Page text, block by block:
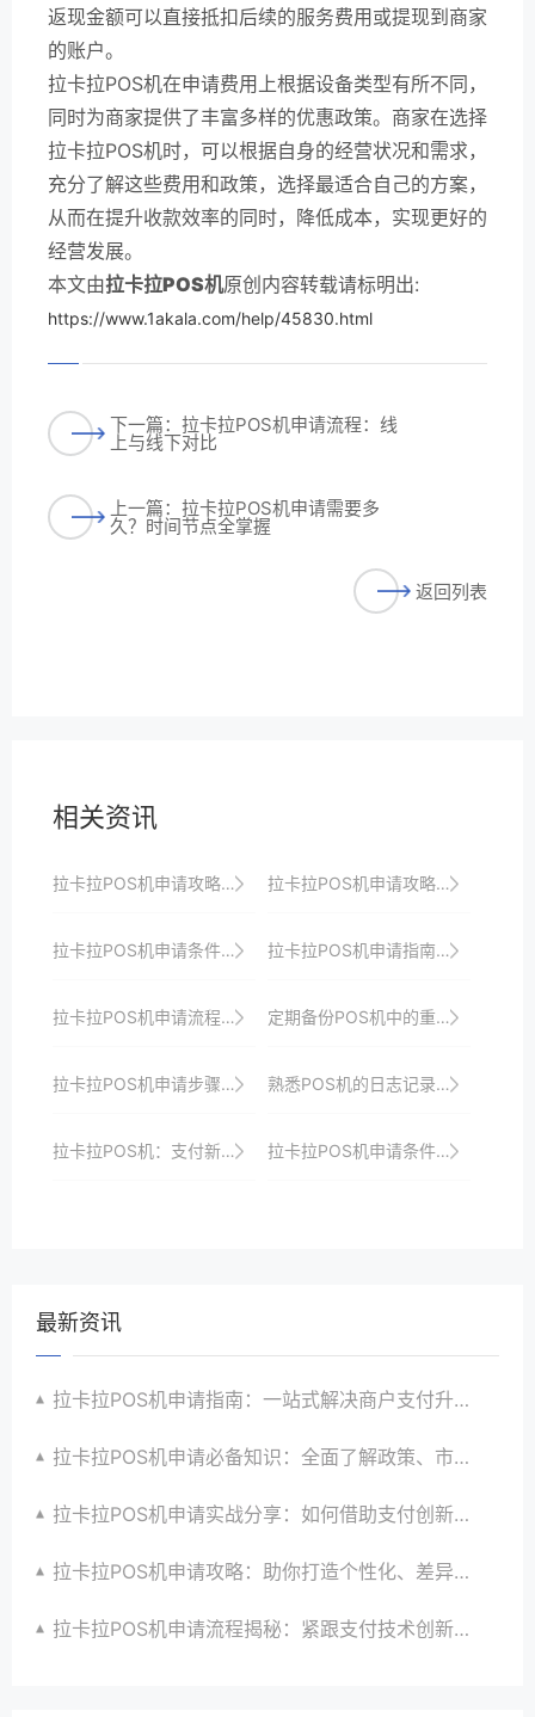
返现金额可以直接抵扣后续的服务费用或提现到商家
的账户。
拉卡拉POS机在申请费用上根据设备类型有所不同，
同时为商家提供了丰富多样的优惠政策。商家在选择
拉卡拉POS机时，可以根据自身的经营状况和需求，
充分了解这些费用和政策，选择最适合自己的方案，
从而在提升收款效率的同时，降低成本，实现更好的
经营发展。
本文由拉卡拉POS机原创内容转载请标明出:
https://www.1akala.com/help/45830.html
下一篇：拉卡拉POS机申请流程：线
上与线下对比
上一篇：拉卡拉POS机申请需要多
久？时间节点全掌握
返回列表
相关资讯
拉卡拉POS机申请攻略：如何选择适合自己的机型？ 拉卡拉POS机申请攻略：新手必看
拉卡拉POS机申请条件及审核时间详解 拉卡拉POS机申请指南：如何构建安全、高效的支付体系
拉卡拉POS机申请流程速览，助你抢占支付市场先机 定期备份POS机中的重要数据，以防数据丢失。
拉卡拉POS机申请步骤：新手必看的操作指南 熟悉POS机的日志记录功能，以便追踪交易历史。
拉卡拉POS机：支付新体验，轻松享受 拉卡拉POS机申请条件：企业用户需要注意什么？
最新资讯
拉卡拉POS机申请指南：一站式解决商户支付升级、智能化与创新需求
拉卡拉POS机申请必备知识：全面了解政策、市场、技术与创新趋势
拉卡拉POS机申请实战分享：如何借助支付创新技术提升商户运营效益与效率
拉卡拉POS机申请攻略：助你打造个性化、差异化支付体验以提升竞争力
拉卡拉POS机申请流程揭秘：紧跟支付技术创新步伐，抢占市场先机